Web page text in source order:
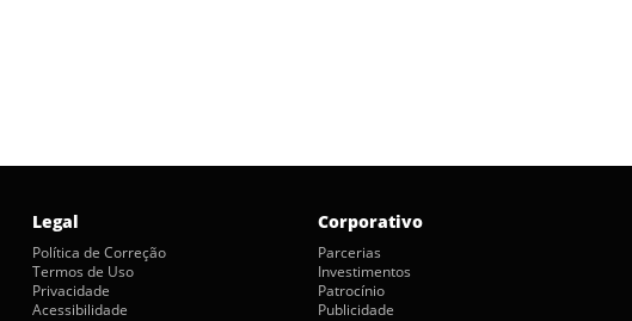
Legal
Política de Correção
Termos de Uso
Privacidade
Acessibilidade
Corporativo
Parcerias
Investimentos
Patrocínio
Publicidade